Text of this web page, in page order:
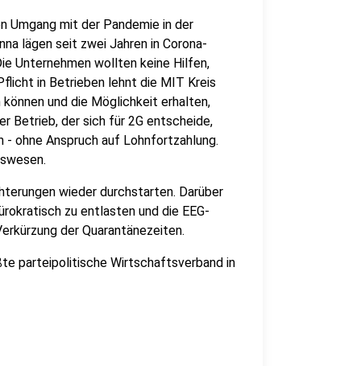
Umgang mit der Pandemie in der
lägen seit zwei Jahren in Corona-
Unternehmen wollten keine Hilfen,
in Betrieben lehnt die MIT Kreis
und die Möglichkeit erhalten,
Betrieb, der sich für 2G entscheide,
ohne Anspruch auf Lohnfortzahlung.
wieder durchstarten. Darüber
zu entlasten und die EEG-
der Quarantänezeiten.
parteipolitische Wirtschaftsverband in